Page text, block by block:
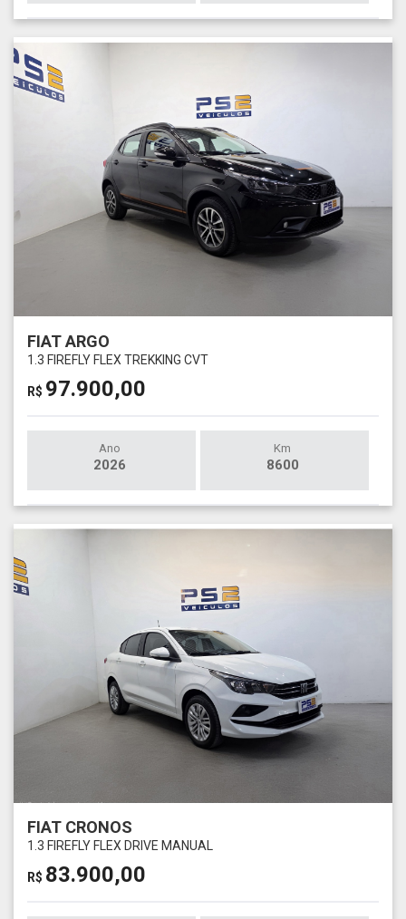
FIAT ARGO
1.3 FIREFLY FLEX TREKKING CVT
R$ 97.900,00
Ano
2026
Km
8600
FIAT CRONOS
1.3 FIREFLY FLEX DRIVE MANUAL
R$ 83.900,00